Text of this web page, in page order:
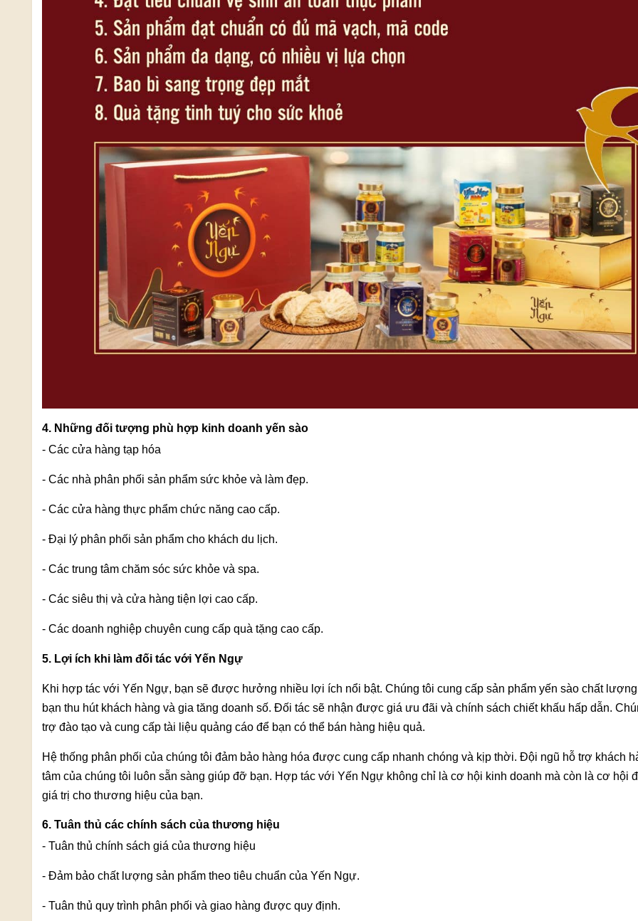
4. Những đối tượng phù hợp kinh doanh yến sào
- Các cửa hàng tạp hóa
- Các nhà phân phối sản phẩm sức khỏe và làm đẹp.
- Các cửa hàng thực phẩm chức năng cao cấp.
- Đại lý phân phối sản phẩm cho khách du lịch.
- Các trung tâm chăm sóc sức khỏe và spa.
- Các siêu thị và cửa hàng tiện lợi cao cấp.
- Các doanh nghiệp chuyên cung cấp quà tặng cao cấp.
5. Lợi ích khi làm đối tác với Yến Ngự
Khi hợp tác với Yến Ngự, bạn sẽ được hưởng nhiều lợi ích nổi bật. Chúng tôi cung cấp sản phẩm yến sào chất
bạn thu hút khách hàng và gia tăng doanh số. Đối tác sẽ nhận được giá ưu đãi và chính sách chiết khấu hấp dẫn.
trợ đào tạo và cung cấp tài liệu quảng cáo để bạn có thể bán hàng hiệu quả.
Hệ thống phân phối của chúng tôi đảm bảo hàng hóa được cung cấp nhanh chóng và kịp thời. Đội ngũ hỗ trợ khách
tâm của chúng tôi luôn sẵn sàng giúp đỡ bạn. Hợp tác với Yến Ngự không chỉ là cơ hội kinh doanh mà còn là cơ hội
giá trị cho thương hiệu của bạn.
6. Tuân thủ các chính sách của thương hiệu
- Tuân thủ chính sách giá của thương hiệu
- Đảm bảo chất lượng sản phẩm theo tiêu chuẩn của Yến Ngự.
- Tuân thủ quy trình phân phối và giao hàng được quy định.